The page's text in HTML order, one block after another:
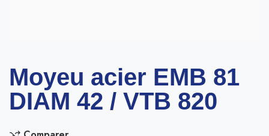
Moyeu acier EMB 81
DIAM 42 / VTB 820